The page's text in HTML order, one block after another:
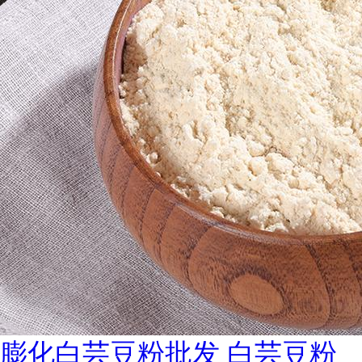
膨化白芸豆粉批发 白芸豆粉